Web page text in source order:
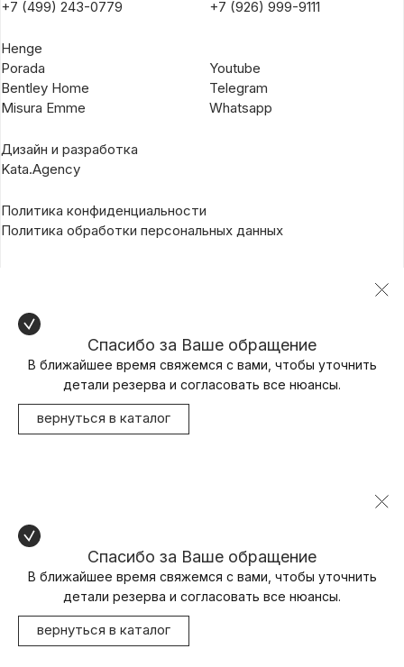
+7 (499) 243-0779
+7 (926) 999-9111
Henge
Porada
Bentley Home
Misura Emme
Youtube
Telegram
Whatsapp
Дизайн и разработка
Kata.Agency
Политика конфиденциальности
Политика обработки персональных данных
Спасибо за Ваше обращение
В ближайшее время свяжемся с вами, чтобы уточнить
детали резерва и согласовать все нюансы.
вернуться в каталог
Спасибо за Ваше обращение
В ближайшее время свяжемся с вами, чтобы уточнить
детали резерва и согласовать все нюансы.
вернуться в каталог